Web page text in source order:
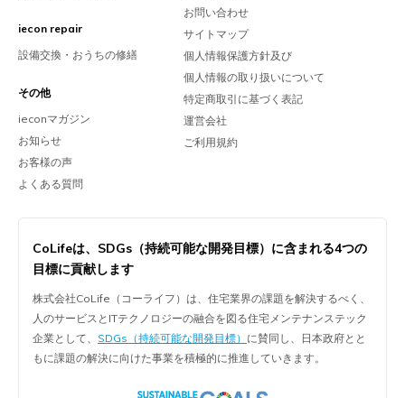
iecon repair
設備交換・おうちの修繕
その他
ieconマガジン
お知らせ
お客様の声
よくある質問
お問い合わせ
サイトマップ
個人情報保護方針及び
個人情報の取り扱いについて
特定商取引に基づく表記
運営会社
ご利用規約
CoLifeは、 SDGs（持続可能な開発目標）に含まれる4つの
目標に貢献します
株式会社CoLife（コーライフ）は、住宅業界の課題を解決するべく、
人のサービスとITテクノロジーの融合を図る住宅メンテナンステック
企業として、 SDGs（持続可能な開発目標） に賛同し、日本政府とと
もに課題の解決に向けた事業を積極的に推進していきます。